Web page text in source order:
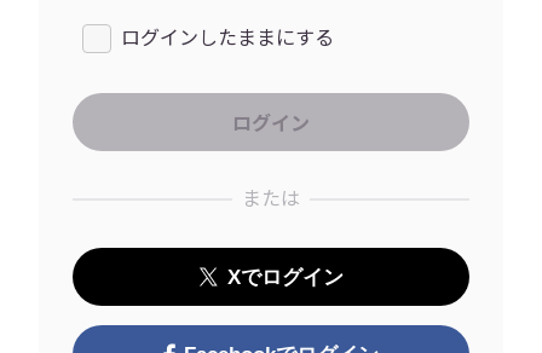
ログインしたままにする
または
Xでログイン